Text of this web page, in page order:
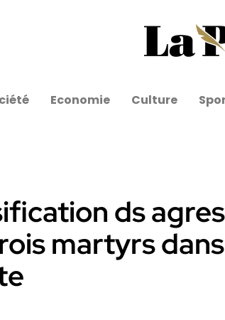
Economie Culture
ds
martyrs